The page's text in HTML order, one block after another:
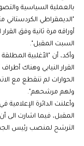
بالعملية السياسية
"الديمقراطي
أوراقه مرة ثانية وفق
السبت المقبل".
وأكد، أن "الأغلبية
القرار النيابي وهناك
الحوارات لم تنقطع مع
ولهم مرشحهم".
وأعلنت الدائرة
المقبل، فيما اشارت
الترشح لمنصب رئيس